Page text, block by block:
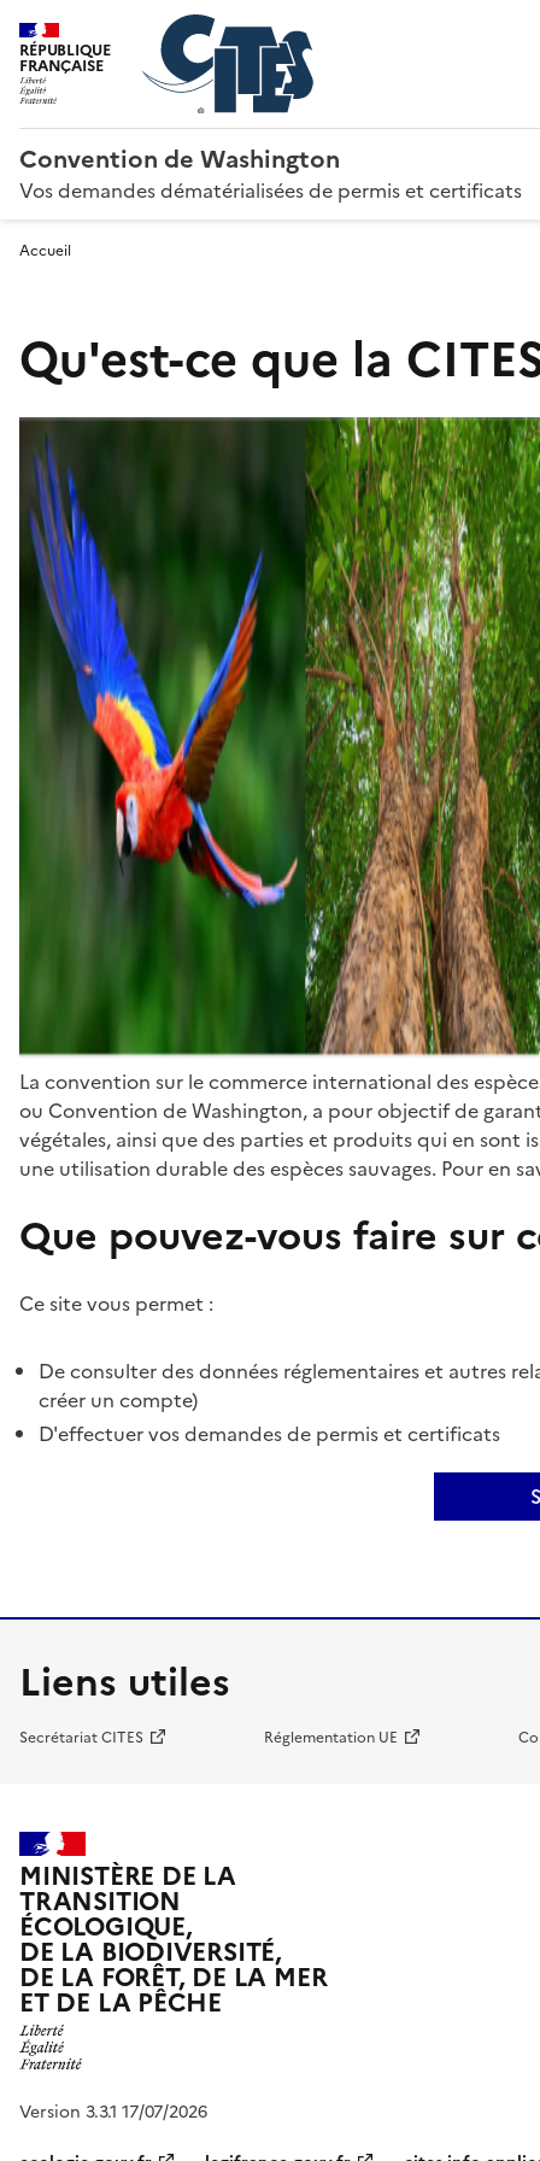
RÉPUBLIQUE
FRANÇAISE
Convention de Washington
Vos demandes dématérialisées de permis et certificats
Accueil
Qu'est-ce que la
La convention sur le commerce international des
ou Convention de Washington, a pour objectif de
végétales, ainsi que des parties et produits qui en sont
une utilisation durable des espèces sauvages. Pour en
Que pouvez-vous faire sur
Ce site vous permet :
De consulter des données réglementaires et autres
créer un compte)
D'effectuer vos demandes de permis et certificats
Liens utiles
Secrétariat CITES Réglementation UE
MINISTÈRE DE LA
TRANSITION
ÉCOLOGIQUE,
DE LA BIODIVERSITÉ,
DE LA FORÊT, DE LA MER
ET DE LA PÊCHE
Version 3.3.1 17/07/2026